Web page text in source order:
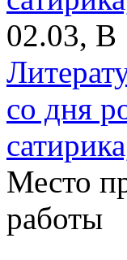
02.03, В
со дня
Место
работы